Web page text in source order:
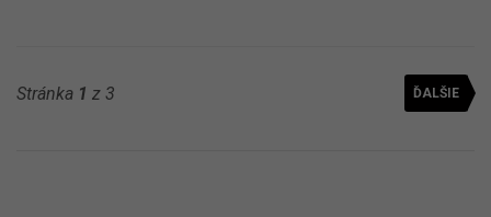
Stránka 1 z 3 ĎALŠIE